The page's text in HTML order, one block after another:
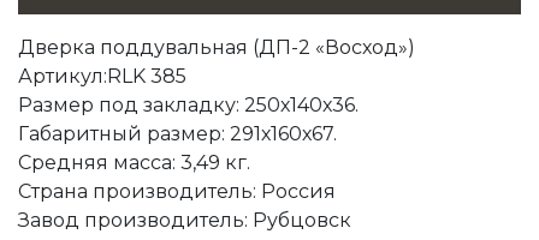
Дверка поддувальная (ДП-2 «Восход»)
Артикул:RLK 385
Размер под закладку: 250х140х36.
Габаритный размер: 291х160х67.
Средняя масса: 3,49 кг.
Страна производитель: Россия
Завод производитель: Рубцовск